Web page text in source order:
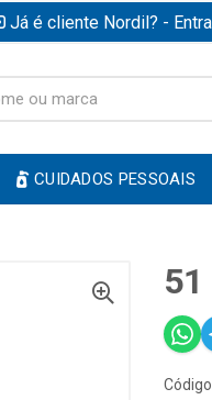
Já é cliente Nordil? -
CUIDADOS PESSOAIS